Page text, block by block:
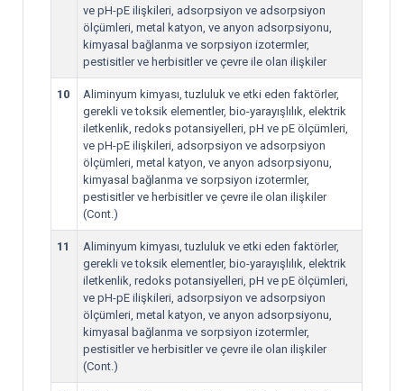
ve pH-pE ilişkileri, adsorpsiyon ve adsorpsiyon
ölçümleri, metal katyon, ve anyon adsorpsiyonu,
kimyasal bağlanma ve sorpsiyon izotermler,
pestisitler ve herbisitler ve çevre ile olan ilişkiler
10
Aliminyum kimyası, tuzluluk ve etki eden faktörler,
gerekli ve toksik elementler, bio-yarayışlılık, elektrik
iletkenlik, redoks potansiyelleri, pH ve pE ölçümleri,
ve pH-pE ilişkileri, adsorpsiyon ve adsorpsiyon
ölçümleri, metal katyon, ve anyon adsorpsiyonu,
kimyasal bağlanma ve sorpsiyon izotermler,
pestisitler ve herbisitler ve çevre ile olan ilişkiler
(Cont.)
11
Aliminyum kimyası, tuzluluk ve etki eden faktörler,
gerekli ve toksik elementler, bio-yarayışlılık, elektrik
iletkenlik, redoks potansiyelleri, pH ve pE ölçümleri,
ve pH-pE ilişkileri, adsorpsiyon ve adsorpsiyon
ölçümleri, metal katyon, ve anyon adsorpsiyonu,
kimyasal bağlanma ve sorpsiyon izotermler,
pestisitler ve herbisitler ve çevre ile olan ilişkiler
(Cont.)